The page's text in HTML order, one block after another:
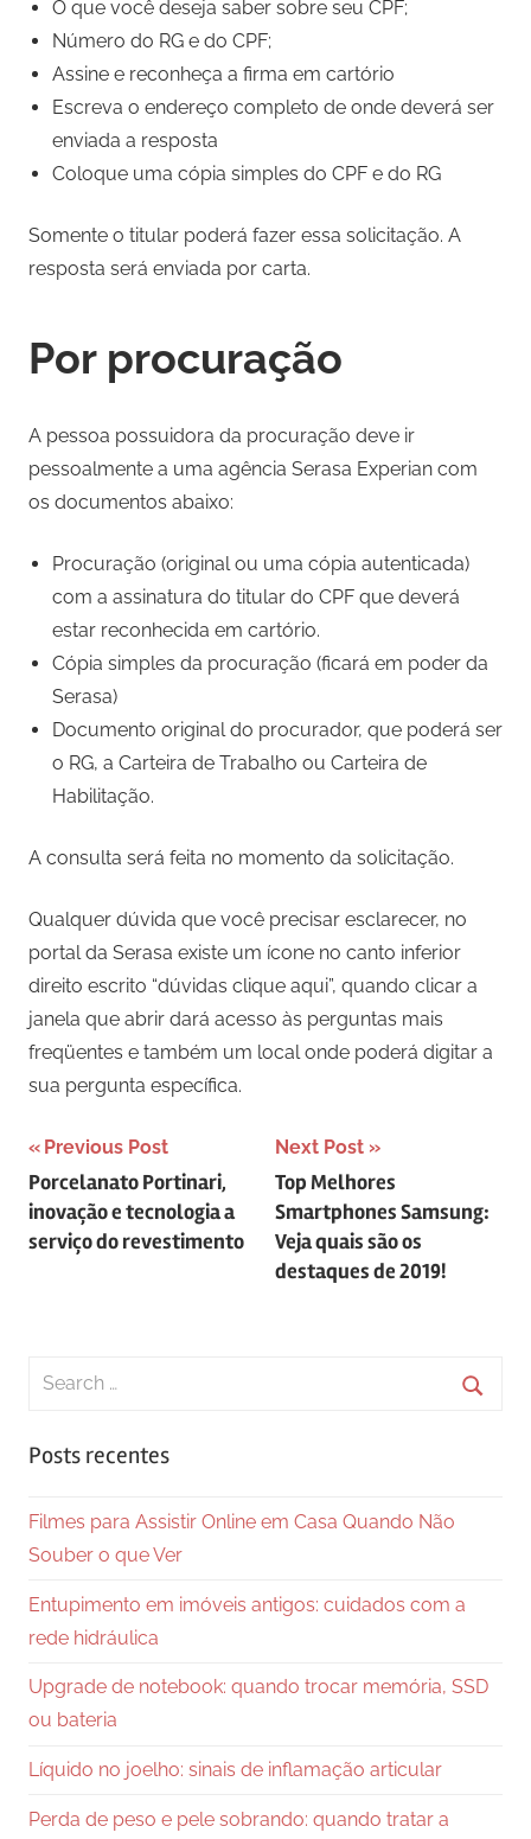
O que você deseja saber sobre seu CPF;
Número do RG e do CPF;
Assine e reconheça a firma em cartório
Escreva o endereço completo de onde deverá ser
enviada a resposta
Coloque uma cópia simples do CPF e do RG
Somente o titular poderá fazer essa solicitação. A
resposta será enviada por carta.
Por procuração
A pessoa possuidora da procuração deve ir
pessoalmente a uma agência Serasa Experian com
os documentos abaixo:
Procuração (original ou uma cópia autenticada)
com a assinatura do titular do CPF que deverá
estar reconhecida em cartório.
Cópia simples da procuração (ficará em poder da
Serasa)
Documento original do procurador, que poderá ser
o RG, a Carteira de Trabalho ou Carteira de
Habilitação.
A consulta será feita no momento da solicitação.
Qualquer dúvida que você precisar esclarecer, no
portal da Serasa existe um ícone no canto inferior
direito escrito “dúvidas clique aqui”, quando clicar a
janela que abrir dará acesso às perguntas mais
freqüentes e também um local onde poderá digitar a
sua pergunta específica.
Navegação
de
Post
Previous Post
Porcelanato Portinari,
inovação e tecnologia a
serviço do revestimento
Next Post
Top Melhores
Smartphones Samsung:
Veja quais são os
destaques de 2019!
Search
Posts recentes
Filmes para Assistir Online em Casa Quando Não
Souber o que Ver
Entupimento em imóveis antigos: cuidados com a
rede hidráulica
Upgrade de notebook: quando trocar memória, SSD
ou bateria
Líquido no joelho: sinais de inflamação articular
Perda de peso e pele sobrando: quando tratar a